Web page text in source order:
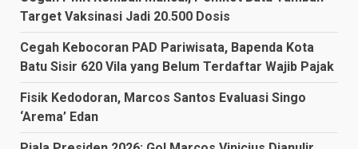
Target Vaksinasi Jadi 20.500 Dosis
Cegah Kebocoran PAD Pariwisata, Bapenda Kota
Batu Sisir 620 Vila yang Belum Terdaftar Wajib Pajak
Fisik Kedodoran, Marcos Santos Evaluasi Singo
‘Arema’ Edan